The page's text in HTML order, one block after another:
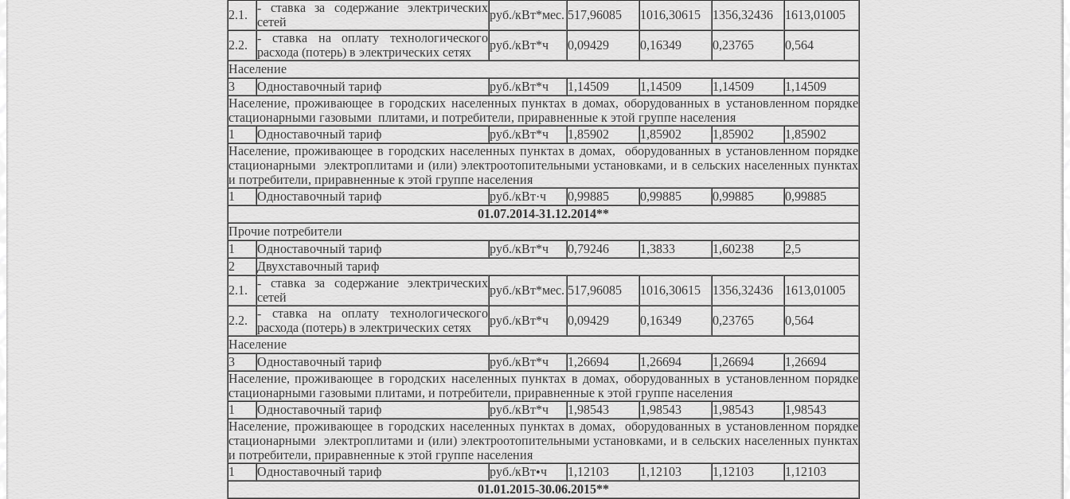
2.1.
- ставка за содержание электрических
сетей
руб./кВт*мес. 517,96085 1016,30615 1356,32436 1613,01005
2.2.
- ставка на оплату технологического
расхода (потерь) в электрических сетях
руб./кВт*ч 0,09429 0,16349 0,23765
0,564
Население
3
Одноставочный тариф руб./кВт*ч 1,14509 1,14509 1,14509
1,14509
Население, проживающее в городских населенных пунктах в домах, оборудованных в установленном порядке
стационарными газовыми плитами, и потребители, приравненные к этой группе населения
1
Одноставочный тариф руб./кВт*ч 1,85902 1,85902 1,85902
1,85902
Население, проживающее в городских населенных пунктах в домах, оборудованных в установленном порядке
стационарными электроплитами и (или) электроотопительными установками, и в сельских населенных пунктах
и потребители, приравненные к этой группе населения
1
Одноставочный тариф руб./кВт·ч 0,99885 0,99885 0,99885
0,99885
01.07.2014-31.12.2014**
Прочие потребители
1
Одноставочный тариф руб./кВт*ч 0,79246 1,3833 1,60238
2,5
2
Двухставочный тариф
2.1.
- ставка за содержание электрических
сетей
руб./кВт*мес. 517,96085 1016,30615 1356,32436 1613,01005
2.2.
- ставка на оплату технологического
расхода (потерь) в электрических сетях
руб./кВт*ч 0,09429 0,16349 0,23765
0,564
Население
3
Одноставочный тариф руб./кВт*ч 1,26694 1,26694 1,26694
1,26694
Население, проживающее в городских населенных пунктах в домах, оборудованных в установленном порядке
стационарными газовыми плитами, и потребители, приравненные к этой группе населения
1
Одноставочный тариф руб./кВт*ч 1,98543 1,98543 1,98543
1,98543
Население, проживающее в городских населенных пунктах в домах, оборудованных в установленном порядке
стационарными электроплитами и (или) электроотопительными установками, и в сельских населенных пунктах
и потребители, приравненные к этой группе населения
1
Одноставочный тариф руб./кВт•ч 1,12103 1,12103 1,12103
1,12103
01.01.2015-30.06.2015**